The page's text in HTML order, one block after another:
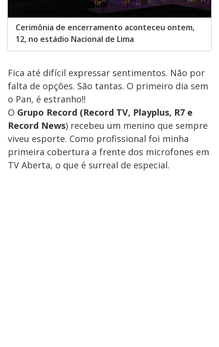
Cerimônia de encerramento aconteceu ontem,
12, no estádio Nacional de Lima
Fica até difícil expressar sentimentos. Não por
falta de opções. São tantas. O primeiro dia sem
o Pan, é estranho!!
O Grupo Record (Record TV, Playplus, R7 e
Record News) recebeu um menino que sempre
viveu esporte. Como profissional foi minha
primeira cobertura a frente dos microfones em
TV Aberta, o que é surreal de especial.